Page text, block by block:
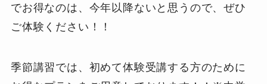
でお得なのは、今年以降ないと思うので、ぜひ
ご体験ください！！
季節講習では、初めて体験受講する方のために